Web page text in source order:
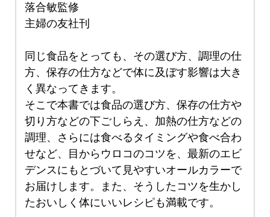
落合敏監修
主婦の友社刊
同じ食品をとっても、その選び方、調理の仕
方、保存の仕方などで体に及ぼす影響は大き
く異なってきます。
そこで本書では食品の選び方、保存の仕方や
切り方などの下ごしらえ、加熱の仕方などの
調理、さらには食べるタイミングや食べ合わ
せなど、目からウロコのコツを、最新のエビ
デンスにもとづいて見やすいオールカラーで
お届けします。また、そうしたコツを生かし
たおいしく体にいいレシピも満載です。